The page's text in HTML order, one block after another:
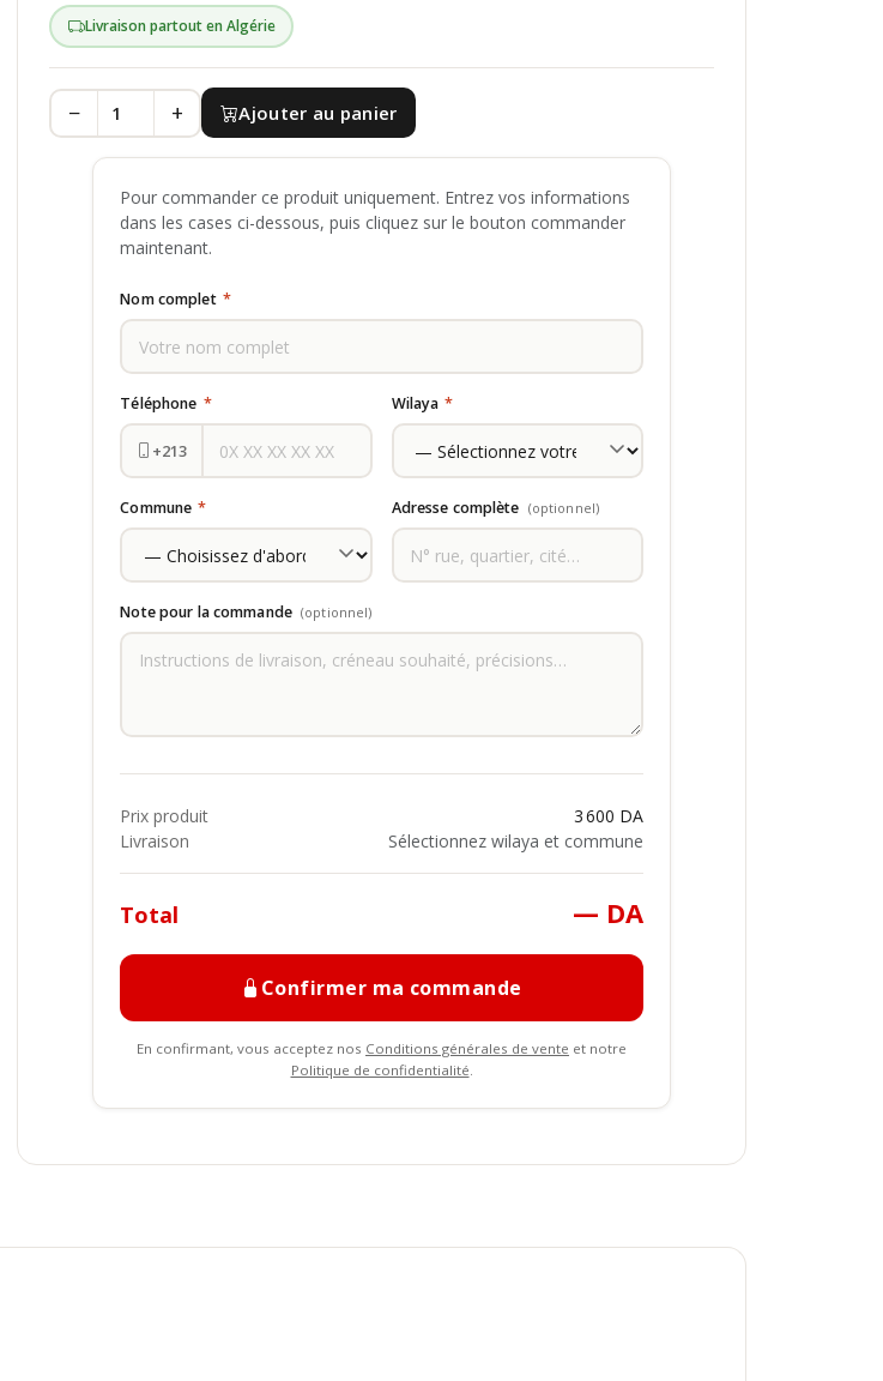
Livraison partout en Algérie
− + Ajouter au panier
Pour commander ce produit uniquement. Entrez vos informations
dans les cases ci-dessous, puis cliquez sur le bouton commander
maintenant.
Nom complet *
Téléphone *
+213
Wilaya *
Commune * Adresse complète (optionnel)
Note pour la commande (optionnel)
Prix produit
3 600 DA
Livraison
Sélectionnez wilaya et commune
Total — DA
Confirmer ma commande
En confirmant, vous acceptez nos Conditions générales de vente et notre
Politique de confidentialité.